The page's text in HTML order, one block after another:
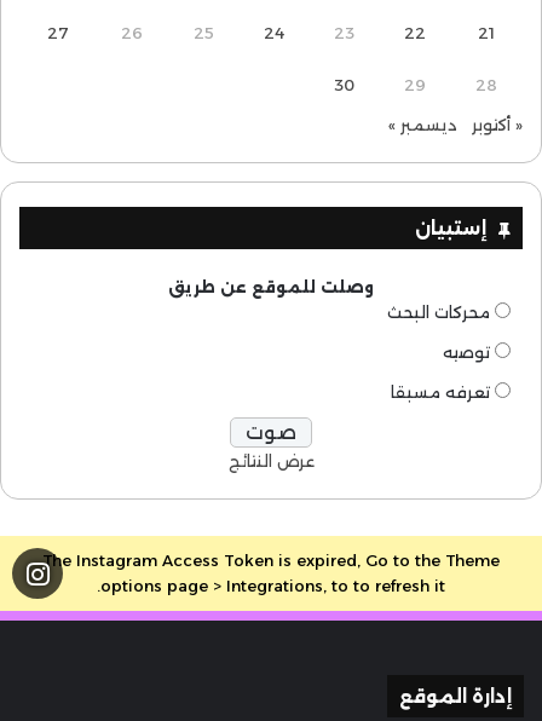
21
22
23
24
25
26
27
28
29
30
« أكتوبر ديسمبر »
إستبيان
وصلت للموقع عن طريق
محركات البحث
توصيه
تعرفه مسبقا
عرض النتائج
The Instagram Access Token is expired, Go to the Theme
options page > Integrations, to to refresh it.
إدارة الموقع